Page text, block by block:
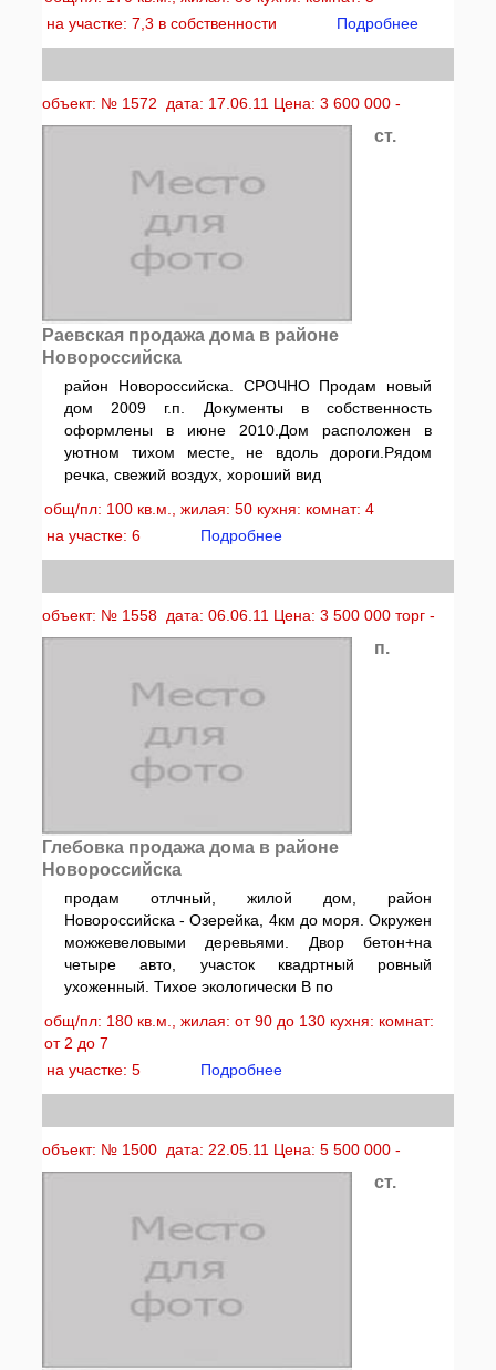
на участке: 7,3 в собственности
Подробнее
объект: № 1572 дата: 17.06.11 Цена: 3 600 000 -
ст.
Раевская продажа дома в районе
Новороссийска
район Новороссийска. СРОЧНО Продам новый
дом 2009 г.п. Документы в собственность
оформлены в июне 2010.Дом расположен в
уютном тихом месте, не вдоль дороги.Рядом
речка, свежий воздух, хороший вид
общ/пл: 100 кв.м., жилая: 50 кухня: комнат: 4
на участке: 6
Подробнее
объект: № 1558 дата: 06.06.11 Цена: 3 500 000 торг -
п.
Глебовка продажа дома в районе
Новороссийска
продам отлчный, жилой дом, район
Новороссийска - Озерейка, 4км до моря. Окружен
можжевеловыми деревьями. Двор бетон+на
четыре авто, участок квадртный ровный
ухоженный. Тихое экологически В по
общ/пл: 180 кв.м., жилая: от 90 до 130 кухня: комнат:
от 2 до 7
на участке: 5
Подробнее
объект: № 1500 дата: 22.05.11 Цена: 5 500 000 -
ст.